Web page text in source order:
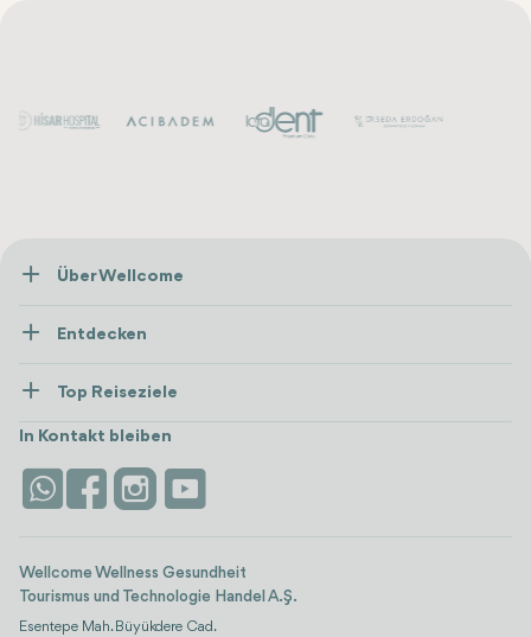
Über Wellcome
Presse
Vertrauen & Sicherheit
Kontaktieren Sie uns
Entdecken
Wellness
Unterkünfte
Attraktionen
Bewertungen
Top Reiseziele
Alle anzeigen
Istanbul
In Kontakt bleiben
Wellcome Wellness Gesundheit
Tourismus und Technologie Handel A.Ş.
Esentepe Mah. Büyükdere Cad.